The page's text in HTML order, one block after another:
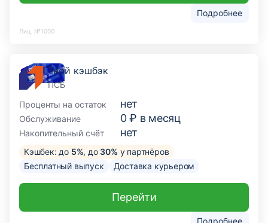
Подробнее
Лиц. №1000
Твой кэшбэк
ПСБ
Проценты на остаток
нет
Обслуживание 0 ₽ в месяц
Накопительный счёт нет
Кэшбек: до 5%, до 30% у партнёров
Бесплатный выпуск
Доставка курьером
Подробнее
Перейти